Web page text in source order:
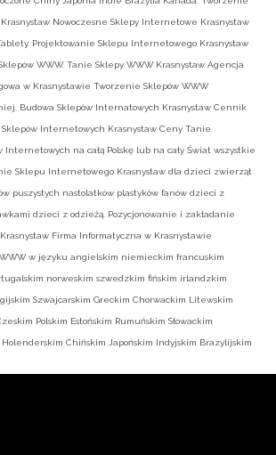
Nowoczesne Sklepy Internetowe Krasnystaw
Projektowanie Sklepu Internetowego Krasnystaw
WWW. Tanie Sklepy WWW Krasnystaw Agencja
w Krasnystawie Tworzenie Sklepów WWW
Budowa Sklepów Internatowych Krasnystaw Cennik
Sklepów Internetowych Krasnystaw Ceny Tanie
Internetowych na całą Polskę lub na cały Świat wszystkie
Sklepu Internetowego Krasnystaw dla dzieci zwierząt
puszystych nastolatków plastyków fanów dzieci z
dzieci z odzieżą. Pozycjonowanie i zakładanie
Firma Informatyczna w Krasnystawie
w języku angielskim niemieckim francuskim
norweskim szwedzkim fińskim irlandzkim
Szwajcarskim Greckim Chorwackim Litewskim
Polskim Estońskim Rumuńskim Słowackim
Holenderskim Chińskim Japońskim Indyjskim Brazylijskim